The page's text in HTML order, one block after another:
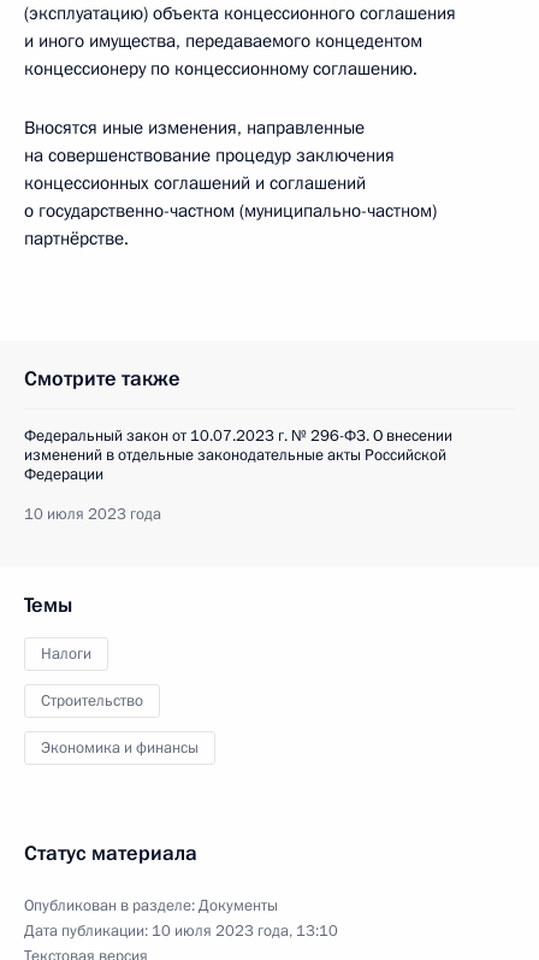
(эксплуатацию) объекта концессионного соглашения
и иного имущества, передаваемого концедентом
концессионеру по концессионному соглашению.
Вносятся иные изменения, направленные
на совершенствование процедур заключения
концессионных соглашений и соглашений
о государственно-частном (муниципально-частном)
партнёрстве.
Смотрите также
Федеральный закон от 10.07.2023 г. № 296-ФЗ. О внесении
изменений в отдельные законодательные акты Российской
Федерации
10 июля 2023 года
Темы
Налоги
Строительство
Экономика и финансы
Статус материала
Опубликован в разделе:Документы
Дата публикации: 10 июля 2023 года, 13:10